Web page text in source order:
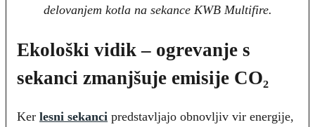
delovanjem kotla na sekance KWB Multifire.
Ekološki vidik – ogrevanje s
sekanci zmanjšuje emisije CO₂
Ker lesni sekanci predstavljajo obnovljiv vir energije,